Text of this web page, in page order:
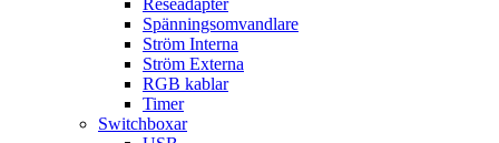
Reseadapter
Spänningsomvandlare
Ström Interna
Ström Externa
RGB kablar
Timer
Switchboxar